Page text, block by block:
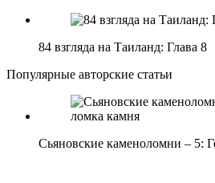
84 взгляда на Таиланд: Глава 8
Популярные авторские статьи
Сьяновские каменоломни – 5: